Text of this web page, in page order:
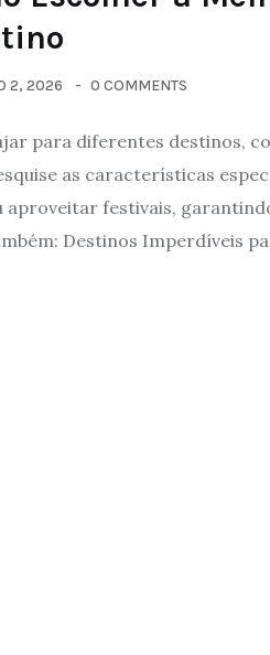
2, 2026 0 COMMENTS
para diferentes destinos,
as características
festivais,
Destinos Imperdíveis